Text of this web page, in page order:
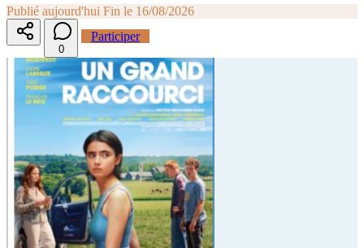
Publié aujourd'hui Fin le 16/08/2026
0
Participer